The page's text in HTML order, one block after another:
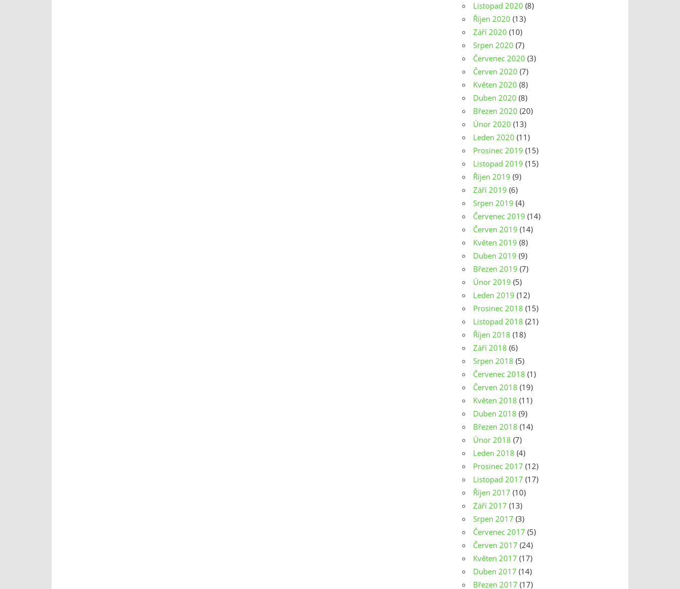
Listopad 2020 (8)
Říjen 2020 (13)
Září 2020 (10)
Srpen 2020 (7)
Červenec 2020 (3)
Červen 2020 (7)
Květen 2020 (8)
Duben 2020 (8)
Březen 2020 (20)
Únor 2020 (13)
Leden 2020 (11)
Prosinec 2019 (15)
Listopad 2019 (15)
Říjen 2019 (9)
Září 2019 (6)
Srpen 2019 (4)
Červenec 2019 (14)
Červen 2019 (14)
Květen 2019 (8)
Duben 2019 (9)
Březen 2019 (7)
Únor 2019 (5)
Leden 2019 (12)
Prosinec 2018 (15)
Listopad 2018 (21)
Říjen 2018 (18)
Září 2018 (6)
Srpen 2018 (5)
Červenec 2018 (1)
Červen 2018 (19)
Květen 2018 (11)
Duben 2018 (9)
Březen 2018 (14)
Únor 2018 (7)
Leden 2018 (4)
Prosinec 2017 (12)
Listopad 2017 (17)
Říjen 2017 (10)
Září 2017 (13)
Srpen 2017 (3)
Červenec 2017 (5)
Červen 2017 (24)
Květen 2017 (17)
Duben 2017 (14)
Březen 2017 (17)